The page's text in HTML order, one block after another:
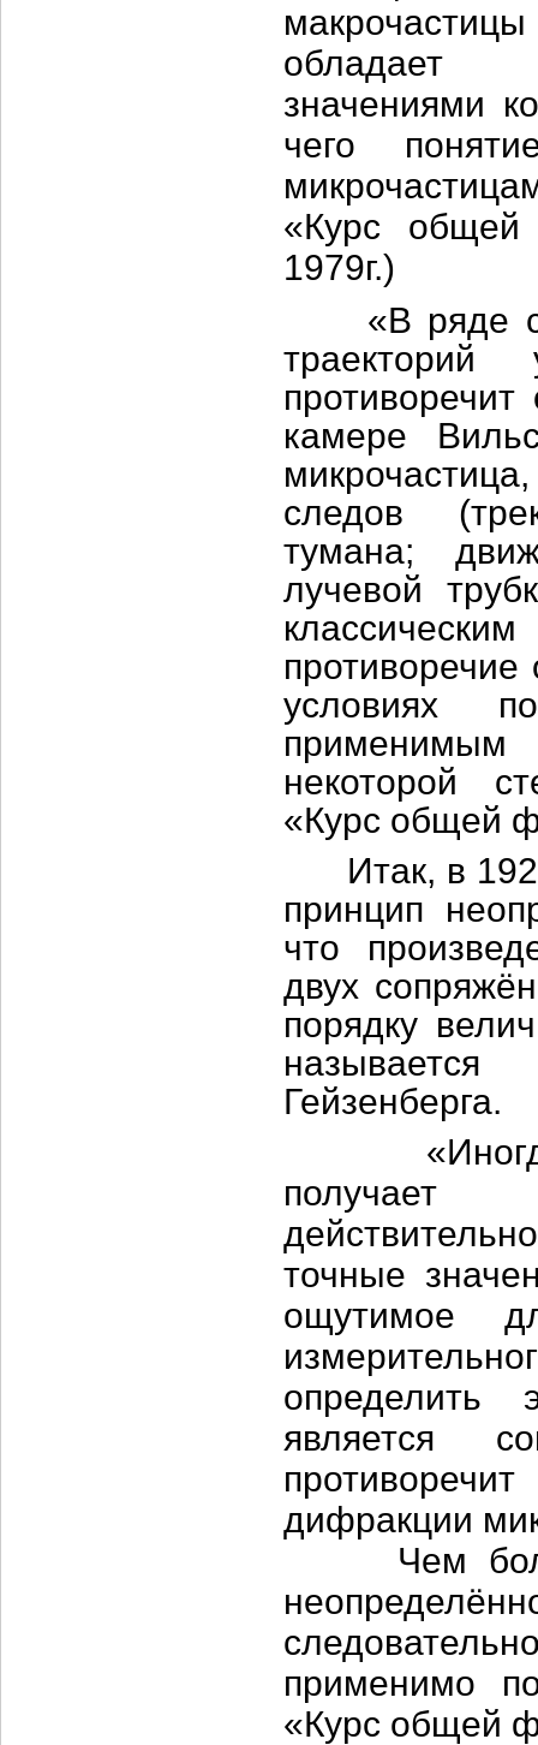
обладает
значениями
чего
«Курс общей
1979г.)
«В ряде
камере
следов
тумана;
лучевой
противоречие
условиях
некоторой
«Курс общей
Итак, в 1927
принцип
что
двух
порядку
Гейзенберга.
«Иногда
получает
точные
ощутимое
определить
является
дифракции
Чем
применимо
«Курс общей